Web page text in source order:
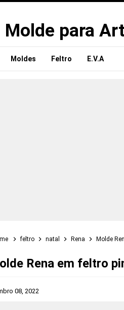
Molde para
Moldes Feltro E.V.A
feltro natal Rena Molde
Rena em feltro
08, 2022